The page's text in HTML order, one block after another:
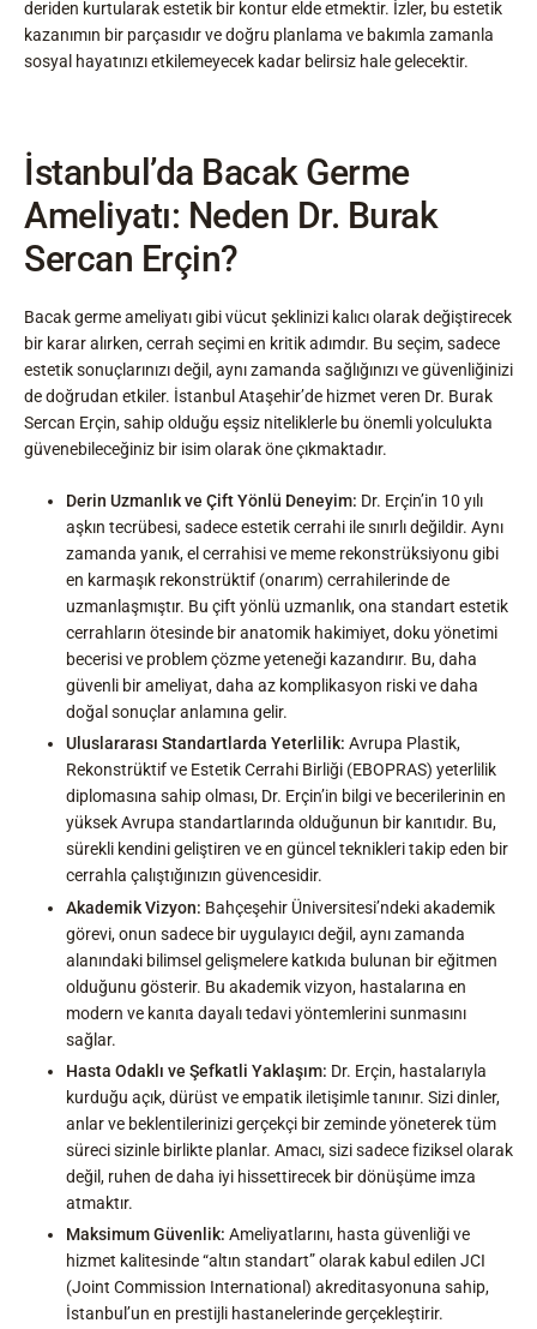
deriden kurtularak estetik bir kontur elde etmektir. İzler, bu estetik
kazanımın bir parçasıdır ve doğru planlama ve bakımla zamanla
sosyal hayatınızı etkilemeyecek kadar belirsiz hale gelecektir.
İstanbul’da Bacak Germe
Ameliyatı: Neden Dr. Burak
Sercan Erçin?
Bacak germe ameliyatı gibi vücut şeklinizi kalıcı olarak değiştirecek
bir karar alırken, cerrah seçimi en kritik adımdır. Bu seçim, sadece
estetik sonuçlarınızı değil, aynı zamanda sağlığınızı ve güvenliğinizi
de doğrudan etkiler. İstanbul Ataşehir’de hizmet veren Dr. Burak
Sercan Erçin, sahip olduğu eşsiz niteliklerle bu önemli yolculukta
güvenebileceğiniz bir isim olarak öne çıkmaktadır.
Derin Uzmanlık ve Çift Yönlü Deneyim: Dr. Erçin’in 10 yılı
aşkın tecrübesi, sadece estetik cerrahi ile sınırlı değildir. Aynı
zamanda yanık, el cerrahisi ve meme rekonstrüksiyonu gibi
en karmaşık rekonstrüktif (onarım) cerrahilerinde de
uzmanlaşmıştır. Bu çift yönlü uzmanlık, ona standart estetik
cerrahların ötesinde bir anatomik hakimiyet, doku yönetimi
becerisi ve problem çözme yeteneği kazandırır. Bu, daha
güvenli bir ameliyat, daha az komplikasyon riski ve daha
doğal sonuçlar anlamına gelir.
Uluslararası Standartlarda Yeterlilik: Avrupa Plastik,
Rekonstrüktif ve Estetik Cerrahi Birliği (EBOPRAS) yeterlilik
diplomasına sahip olması, Dr. Erçin’in bilgi ve becerilerinin en
yüksek Avrupa standartlarında olduğunun bir kanıtıdır. Bu,
sürekli kendini geliştiren ve en güncel teknikleri takip eden bir
cerrahla çalıştığınızın güvencesidir.
Akademik Vizyon: Bahçeşehir Üniversitesi’ndeki akademik
görevi, onun sadece bir uygulayıcı değil, aynı zamanda
alanındaki bilimsel gelişmelere katkıda bulunan bir eğitmen
olduğunu gösterir. Bu akademik vizyon, hastalarına en
modern ve kanıta dayalı tedavi yöntemlerini sunmasını
sağlar.
Hasta Odaklı ve Şefkatli Yaklaşım: Dr. Erçin, hastalarıyla
kurduğu açık, dürüst ve empatik iletişimle tanınır. Sizi dinler,
anlar ve beklentilerinizi gerçekçi bir zeminde yöneterek tüm
süreci sizinle birlikte planlar. Amacı, sizi sadece fiziksel olarak
değil, ruhen de daha iyi hissettirecek bir dönüşüme imza
atmaktır.
Maksimum Güvenlik: Ameliyatlarını, hasta güvenliği ve
hizmet kalitesinde “altın standart” olarak kabul edilen JCI
(Joint Commission International) akreditasyonuna sahip,
İstanbul’un en prestijli hastanelerinde gerçekleştirir.